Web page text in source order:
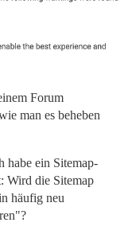
Forum
man es beheben
habe ein Sitemap-
Wird die Sitemap
häufig neu